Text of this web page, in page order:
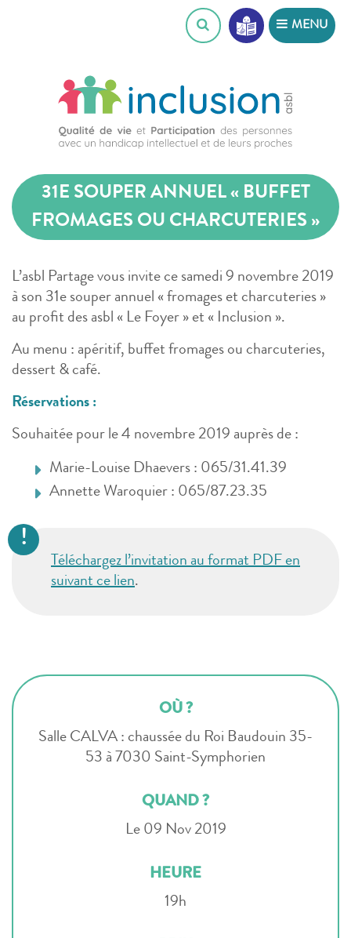
MENU
31E SOUPER ANNUEL « BUFFET
FROMAGES OU CHARCUTERIES »
L’asbl Partage vous invite ce samedi 9 novembre 2019
à son 31e souper annuel « fromages et charcuteries »
au profit des asbl « Le Foyer » et « Inclusion ».
Au menu : apéritif, buffet fromages ou charcuteries,
dessert & café.
Réservations :
Souhaitée pour le 4 novembre 2019 auprès de :
Marie-Louise Dhaevers : 065/31.41.39
Annette Waroquier : 065/87.23.35
Téléchargez l’invitation au format PDF en
suivant ce lien.
OÙ ?
Salle CALVA : chaussée du Roi Baudouin 35-
53 à 7030 Saint-Symphorien
QUAND ?
Le 09 Nov 2019
HEURE
19h